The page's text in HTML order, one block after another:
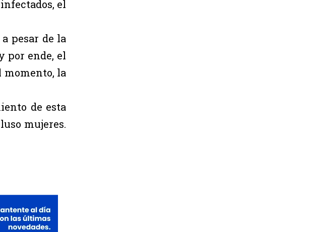
el
pesar de la
por ende, el
momento, la
de esta
mujeres.